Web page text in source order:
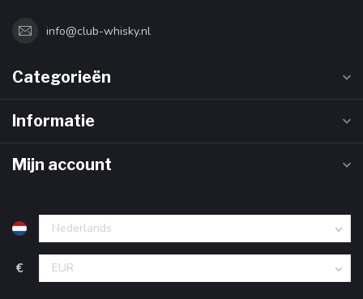
info@club-whisky.nl
Categorieën
Informatie
Mijn account
€